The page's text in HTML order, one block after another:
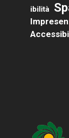
Ibilità